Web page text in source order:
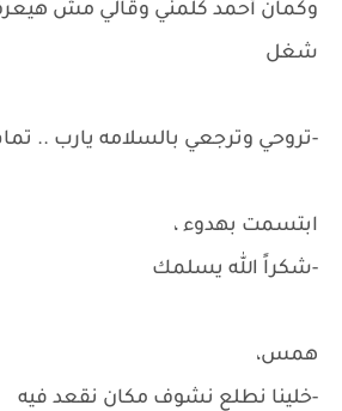
وكمان أحمد كلمني وقالي مش
شغل
-تروحي وترجعي بالسلامه يارب ..
ابتسمت بهدوء ،
-شكراً الله يسلمك
همس،
-خلينا نطلع نشوف مكان نقعد فيه